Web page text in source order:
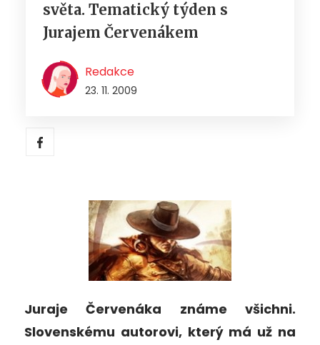
světa. Tematický týden s
Jurajem Červenákem
Redakce
23. 11. 2009
Juraje Červenáka známe všichni.
Slovenskému autorovi, který má už na